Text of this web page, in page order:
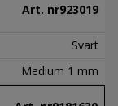
Art. nr923019
Svart
Medium 1 mm